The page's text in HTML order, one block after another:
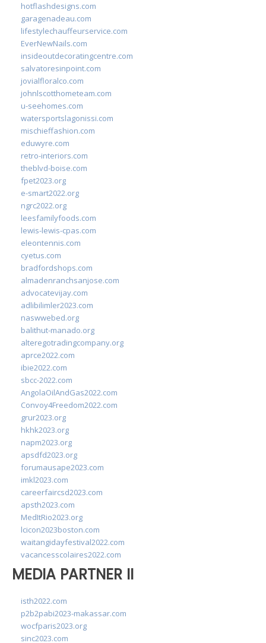
hotflashdesigns.com
garagenadeau.com
lifestylechauffeurservice.com
EverNewNails.com
insideoutdecoratingcentre.com
salvatoresinpoint.com
jovialfloralco.com
johnlscotthometeam.com
u-seehomes.com
watersportslagonissi.com
mischieffashion.com
eduwyre.com
retro-interiors.com
theblvd-boise.com
fpet2023.org
e-smart2022.org
ngrc2022.org
leesfamilyfoods.com
lewis-lewis-cpas.com
eleontennis.com
cyetus.com
bradfordshops.com
almadenranchsanjose.com
advocatevijay.com
adlibilimler2023.com
naswwebed.org
balithut-manado.org
alteregotradingcompany.org
aprce2022.com
ibie2022.com
sbcc-2022.com
AngolaOilAndGas2022.com
Convoy4Freedom2022.com
grur2023.org
hkhk2023.org
napm2023.org
apsdfd2023.org
forumausape2023.com
imkl2023.com
careerfaircsd2023.com
apsth2023.com
MedItRio2023.org
lcicon2023boston.com
waitangidayfestival2022.com
vacancesscolaires2022.com
MEDIA PARTNER II
isth2022.com
p2b2pabi2023-makassar.com
wocfparis2023.org
sinc2023.com